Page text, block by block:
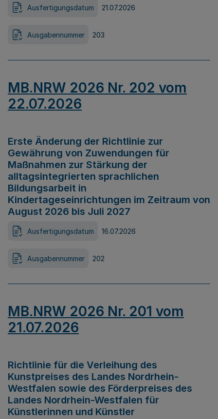
Ausfertigungsdatum 21.07.2026
Ausgabennummer 203
MB.NRW 2026 Nr. 202 vom
22.07.2026
Erste Änderung der Richtlinie zur
Gewährung von Zuwendungen für
Maßnahmen zur Stärkung der
alltagsintegrierten sprachlichen
Bildungsarbeit in
Kindertageseinrichtungen im Zeitraum von
August 2026 bis Juli 2027
Ausfertigungsdatum 16.07.2026
Ausgabennummer 202
MB.NRW 2026 Nr. 201 vom
21.07.2026
Richtlinie für die Verleihung des
Kunstpreises des Landes Nordrhein-
Westfalen sowie des Förderpreises des
Landes Nordrhein-Westfalen für
Künstlerinnen und Künstler